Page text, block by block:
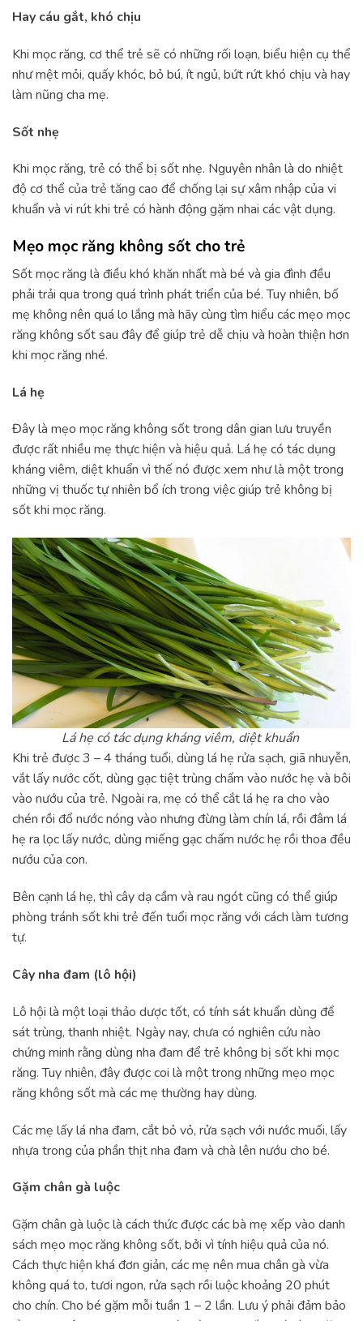
Hay cáu gắt, khó chịu
Khi mọc răng, cơ thể trẻ sẽ có những rối loạn, biểu hiện cụ thể
như mệt mỏi, quấy khóc, bỏ bú, ít ngủ, bứt rứt khó chịu và hay
làm nũng cha mẹ.
Sốt nhẹ
Khi mọc răng, trẻ có thể bị sốt nhẹ. Nguyên nhân là do nhiệt
độ cơ thể của trẻ tăng cao để chống lại sự xâm nhập của vi
khuẩn và vi rút khi trẻ có hành động gặm nhai các vật dụng.
Mẹo mọc răng không sốt cho trẻ
Sốt mọc răng là điều khó khăn nhất mà bé và gia đình đều
phải trải qua trong quá trình phát triển của bé. Tuy nhiên, bố
mẹ không nên quá lo lắng mà hãy cùng tìm hiểu các mẹo mọc
răng không sốt sau đây để giúp trẻ dễ chịu và hoàn thiện hơn
khi mọc răng nhé.
Lá hẹ
Đây là mẹo mọc răng không sốt trong dân gian lưu truyền
được rất nhiều mẹ thực hiện và hiệu quả. Lá hẹ có tác dụng
kháng viêm, diệt khuẩn vì thế nó được xem như là một trong
những vị thuốc tự nhiên bổ ích trong việc giúp trẻ không bị
sốt khi mọc răng.
Lá hẹ có tác dụng kháng viêm, diệt khuẩn
Khi trẻ được 3 – 4 tháng tuổi, dùng lá hẹ rửa sạch, giã nhuyễn,
vắt lấy nước cốt, dùng gạc tiệt trùng chấm vào nước hẹ và bôi
vào nướu của trẻ. Ngoài ra, mẹ có thể cắt lá hẹ ra cho vào
chén rồi đổ nước nóng vào nhưng đừng làm chín lá, rồi đâm lá
hẹ ra lọc lấy nước, dùng miếng gạc chấm nước hẹ rồi thoa đều
nướu của con.
Bên cạnh lá hẹ, thì cây dạ cầm và rau ngót cũng có thể giúp
phòng tránh sốt khi trẻ đến tuổi mọc răng với cách làm tương
tự.
Cây nha đam (lô hội)
Lô hội là một loại thảo dược tốt, có tính sát khuẩn dùng để
sát trùng, thanh nhiệt. Ngày nay, chưa có nghiên cứu nào
chứng minh rằng dùng nha đam để trẻ không bị sốt khi mọc
răng. Tuy nhiên, đây được coi là một trong những mẹo mọc
răng không sốt mà các mẹ thường hay dùng.
Các mẹ lấy lá nha đam, cắt bỏ vỏ, rửa sạch với nước muối, lấy
nhựa trong của phần thịt nha đam và chà lên nướu cho bé.
Gặm chân gà luộc
Gặm chân gà luộc là cách thức được các bà mẹ xếp vào danh
sách mẹo mọc răng không sốt, bởi vì tính hiệu quả của nó.
Cách thực hiện khá đơn giản, các mẹ nên mua chân gà vừa
không quá to, tươi ngon, rửa sạch rồi luộc khoảng 20 phút
cho chín. Cho bé gặm mỗi tuần 1 – 2 lần. Lưu ý phải đảm bảo